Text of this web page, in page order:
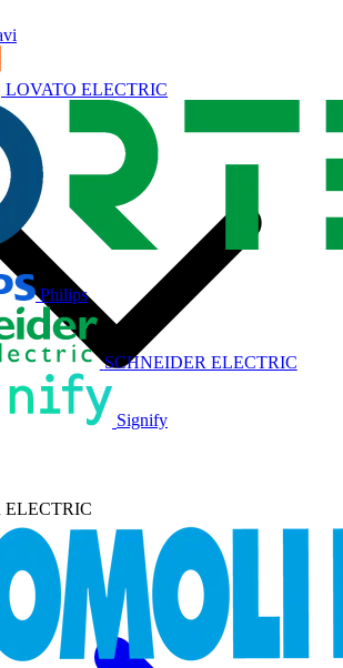
LOVATO ELECTRIC
Philips
SCHNEIDER ELECTRIC
Signify
ELECTRIC